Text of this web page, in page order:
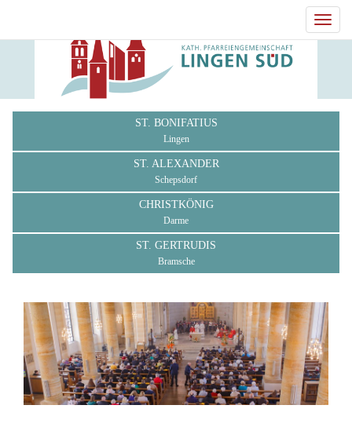
ST. BONIFATIUS
Lingen
ST. ALEXANDER
Schepsdorf
CHRISTKÖNIG
Darme
ST. GERTRUDIS
Bramsche